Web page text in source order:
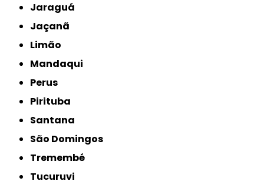
Jaraguá
Jaçanã
Limão
Mandaqui
Perus
Pirituba
Santana
São Domingos
Tremembé
Tucuruvi